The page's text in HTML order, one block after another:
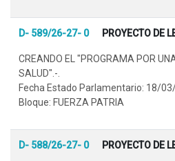
D- 589/26-27- 0 PROYECTO DE
CREANDO EL "PROGRAMA POR
SALUD".-.
Fecha Estado Parlamentario: 18/
Bloque: FUERZA PATRIA
D- 588/26-27- 0 PROYECTO DE